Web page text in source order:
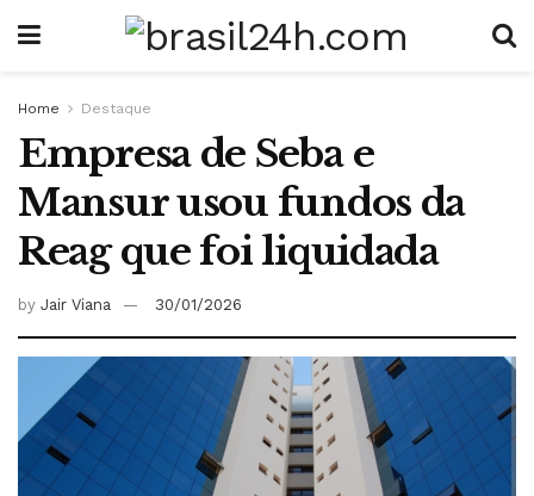
Home Destaque
Empresa de Seba e
Mansur usou fundos da
Reag que foi liquidada
by Jair Viana 30/01/2026